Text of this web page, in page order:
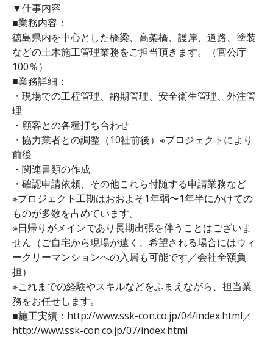
▼仕事内容
■業務内容：
徳島県内を中心とした橋梁、高架橋、護岸、道路、塗装
などの土木施工管理業務をご担当頂きます。（官公庁
100％）
■業務詳細：
・現場での工程管理、納期管理、安全衛生管理、外注管
理
・顧客との各種打ち合わせ
・協力業者との調整（10社前後）※プロジェクトにより
前後
・関連書類の作成
・確認申請依頼、その他これら付随する申請業務など
※プロジェクト工期はおおよそ1年弱〜1年半にかけての
ものが多数を占めています。
※日帰りがメインであり長期出張を伴うことはございま
せん（ご自宅から現場が遠く、希望される場合にはウィ
ークリーマンションへの入居も可能です／会社全額負
担）
※これまでの経験やスキルなどをふまえながら、担当業
務をお任せします。
■施工実績：http://www.ssk-con.co.jp/04/index.html／
http://www.ssk-con.co.jp/07/index.html